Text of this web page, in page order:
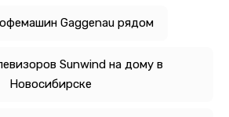
Gaggenau рядом
Sunwind на дому в
Новосибирске